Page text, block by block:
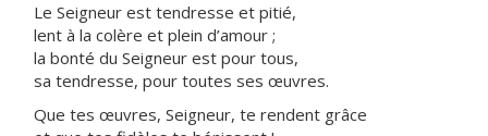
Le Seigneur est tendresse et pitié,
lent à la colère et plein d’amour ;
la bonté du Seigneur est pour tous,
sa tendresse, pour toutes ses œuvres.
Que tes œuvres, Seigneur, te rendent grâce